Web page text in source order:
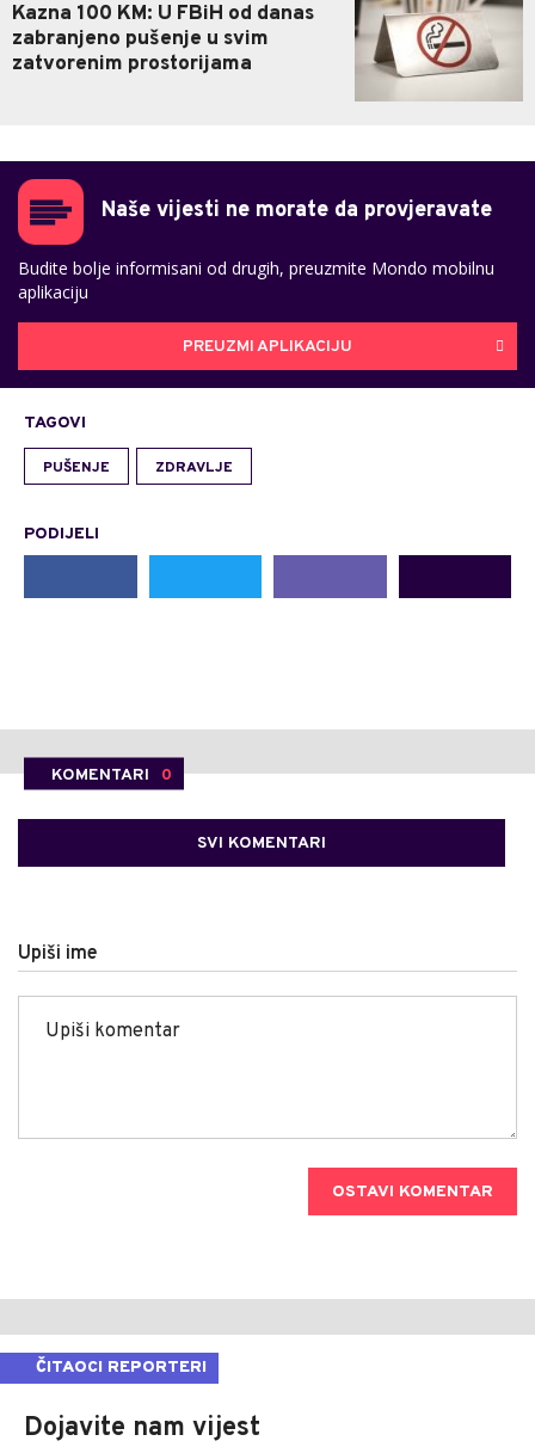
Kazna 100 KM: U FBiH od danas
zabranjeno pušenje u svim
zatvorenim prostorijama
Naše vijesti ne morate da provjeravate
Budite bolje informisani od drugih, preuzmite Mondo mobilnu
aplikaciju
PREUZMI APLIKACIJU
TAGOVI
PUŠENJE ZDRAVLJE
PODIJELI
KOMENTARI 0
SVI KOMENTARI
Upiši ime
OSTAVI KOMENTAR
ČITAOCI REPORTERI
Dojavite nam vijest